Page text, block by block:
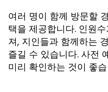
여러 명이 함께 방문할
택을 제공합니다. 인원
져, 지인들과 함께하는
즐길 수 있습니다. 사전
미리 확인하는 것이 좋